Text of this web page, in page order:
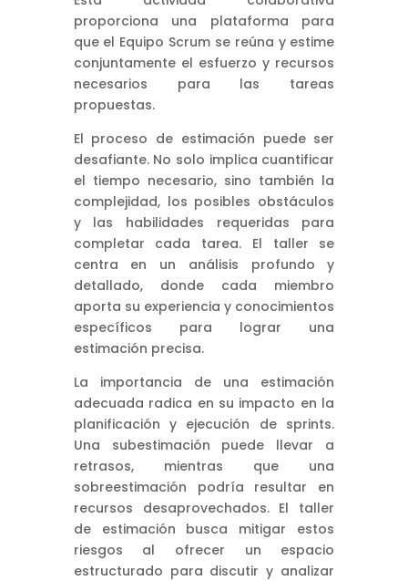
proporciona una plataforma para
que el Equipo Scrum se reúna y estime
conjuntamente el esfuerzo y recursos
necesarios para las tareas
propuestas.
El proceso de estimación puede ser
desafiante. No solo implica cuantificar
el tiempo necesario, sino también la
complejidad, los posibles obstáculos
y las habilidades requeridas para
completar cada tarea. El taller se
centra en un análisis profundo y
detallado, donde cada miembro
aporta su experiencia y conocimientos
específicos para lograr una
estimación precisa.
La importancia de una estimación
adecuada radica en su impacto en la
planificación y ejecución de sprints.
Una subestimación puede llevar a
retrasos, mientras que una
sobreestimación podría resultar en
recursos desaprovechados. El taller
de estimación busca mitigar estos
riesgos al ofrecer un espacio
estructurado para discutir y analizar